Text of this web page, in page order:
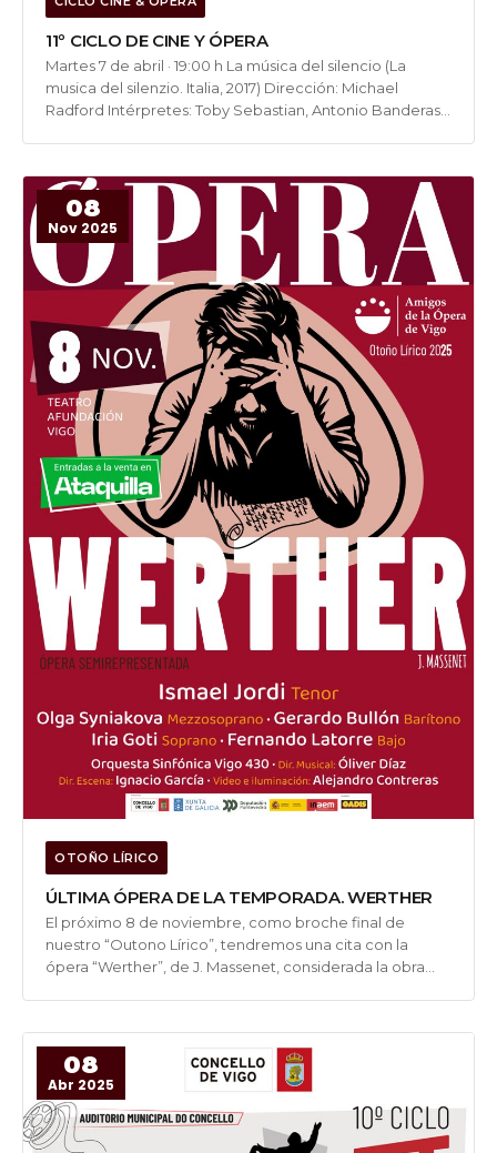
11º CICLO DE CINE Y ÓPERA
Martes 7 de abril · 19:00 h La música del silencio (La
musica del silenzio. Italia, 2017) Dirección: Michael
Radford Intérpretes: Toby Sebastian, Antonio Banderas,
problema...
08
Nov 2025
OTOÑO LÍRICO
ÚLTIMA ÓPERA DE LA TEMPORADA. WERTHER
El próximo 8 de noviembre, como broche final de
nuestro “Outono Lírico”, tendremos una cita con la
ópera “Werther”, de J. Massenet, considerada la obra
von Goethe.El elenco estará conformado...
08
Abr 2025